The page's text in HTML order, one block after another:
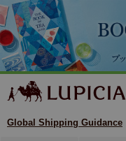
Global Shipping Guidance